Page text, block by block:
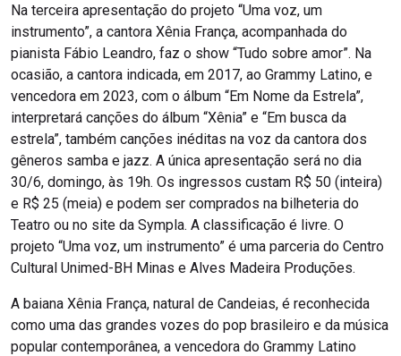
Na terceira apresentação do projeto “Uma voz, um
instrumento”, a cantora Xênia França, acompanhada do
pianista Fábio Leandro, faz o show “Tudo sobre amor”. Na
ocasião, a cantora indicada, em 2017, ao Grammy Latino, e
vencedora em 2023, com o álbum “Em Nome da Estrela”,
interpretará canções do álbum “Xênia” e “Em busca da
estrela”, também canções inéditas na voz da cantora dos
gêneros samba e jazz. A única apresentação será no dia
30/6, domingo, às 19h. Os ingressos custam R$ 50 (inteira)
e R$ 25 (meia) e podem ser comprados na bilheteria do
Teatro ou no site da Sympla. A classificação é livre. O
projeto “Uma voz, um instrumento” é uma parceria do Centro
Cultural Unimed-BH Minas e Alves Madeira Produções.
A baiana Xênia França, natural de Candeias, é reconhecida
como uma das grandes vozes do pop brasileiro e da música
popular contemporânea, a vencedora do Grammy Latino